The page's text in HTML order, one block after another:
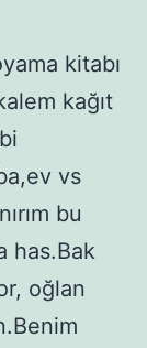
kitabı
kağıt
vs
bu
has.Bak
oğlan